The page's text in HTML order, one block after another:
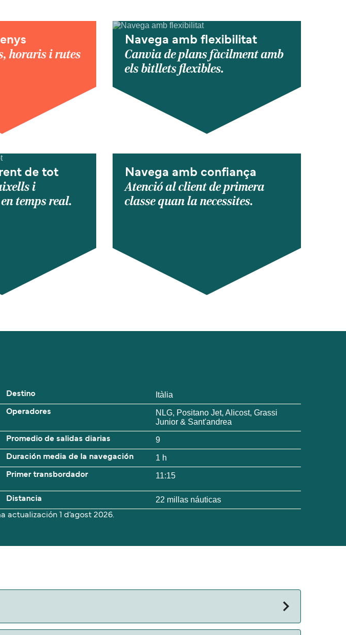
horaris i rutes
Navega amb flexibilitat
Canvia de plans fàcilment amb
els bitllets flexibles.
de tot
i
temps real.
Navega amb confiança
Atenció al client de primera
classe quan la necessites.
Destino Itàlia
Operadores
NLG, Positano Jet, Alicost, Grassi
Junior & Sant'andrea
Promedio de salidas diarias 9
Duración media de la navegación 1 h
Primer transbordador 11:15
Distancia 22 millas náuticas
actualización 1 d’agost 2026.